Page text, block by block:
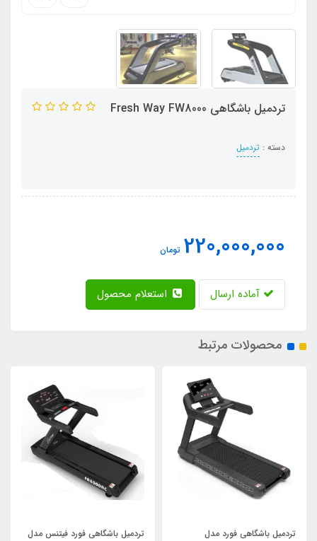
تردمیل باشگاهی Fresh Way FW8000
دسته : تردمیل
220,000,000 تومان
آماده ارسال
محصولات مرتبط
تردمیل باشگاهی فورد مدل
تردمیل باشگاهی فورد فیتنس مدل